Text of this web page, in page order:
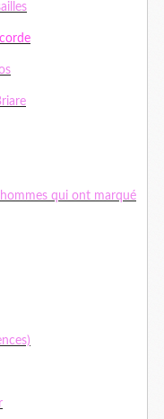
qui ont marqué